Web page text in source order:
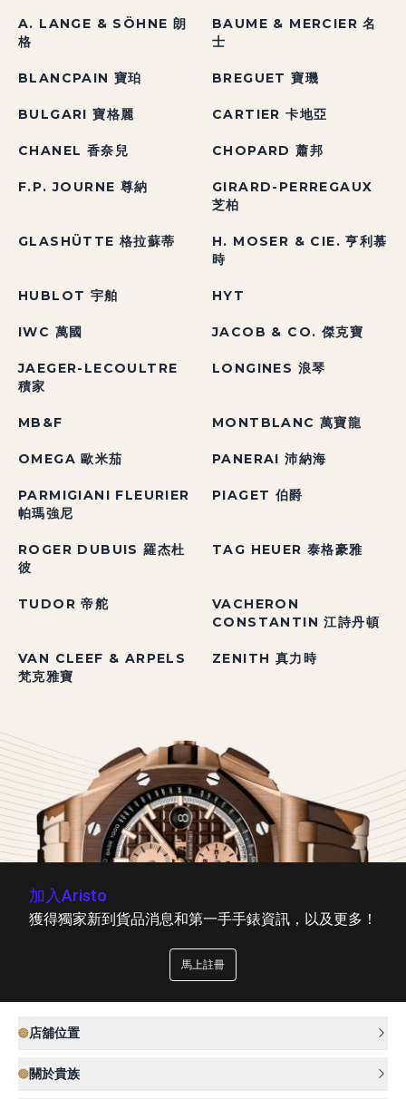
A. LANGE & SÖHNE 朗
格
BAUME & MERCIER 名
士
BLANCPAIN 寶珀 BREGUET 寶璣
BULGARI 寶格麗 CARTIER 卡地亞
CHANEL 香奈兒 CHOPARD 蕭邦
F.P. JOURNE 尊納
GIRARD-PERREGAUX
芝柏
GLASHÜTTE 格拉蘇蒂
H. MOSER & CIE. 亨利慕
時
HUBLOT 宇舶 HYT
IWC 萬國 JACOB & CO. 傑克寶
JAEGER-LECOULTRE
積家
LONGINES 浪琴
MB&F MONTBLANC 萬寶龍
OMEGA 歐米茄 PANERAI 沛納海
PARMIGIANI FLEURIER
帕瑪強尼
PIAGET 伯爵
ROGER DUBUIS 羅杰杜
彼
TAG HEUER 泰格豪雅
TUDOR 帝舵
VACHERON
CONSTANTIN 江詩丹頓
VAN CLEEF & ARPELS
梵克雅寶
ZENITH 真力時
加入Aristo
獲得獨家新到貨品消息和第一手手錶資訊，以及更多！
馬上註冊
店舖位置
關於貴族